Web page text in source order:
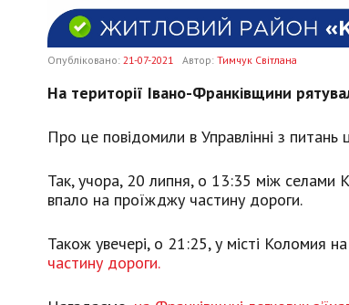
Опубліковано: 21-07-2021 Автор: Тимчук Світлана
На території Івано-Франківщини
Про це повідомили в Управлінні з
Так, учора, 20 липня, о 13:35 між селами
впало на проїжджу частину дороги.
Також увечері, о 21:25, у місті Коломия
частину дороги.